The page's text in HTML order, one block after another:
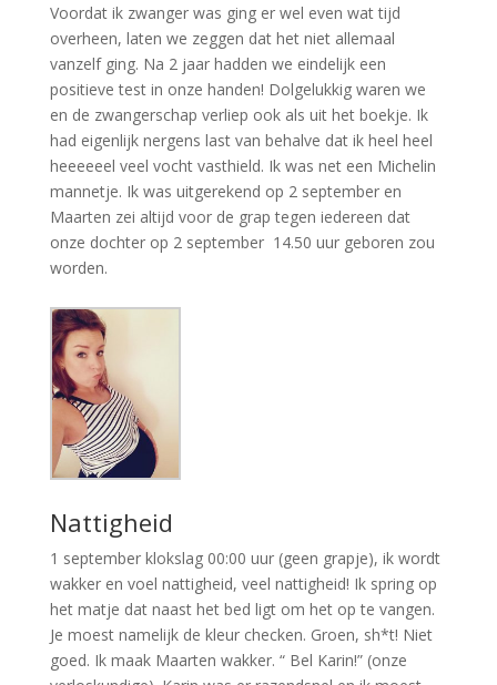
Voordat ik zwanger was ging er wel even wat tijd
overheen, laten we zeggen dat het niet allemaal
vanzelf ging. Na 2 jaar hadden we eindelijk een
positieve test in onze handen! Dolgelukkig waren we
en de zwangerschap verliep ook als uit het boekje. Ik
had eigenlijk nergens last van behalve dat ik heel heel
heeeeeel veel vocht vasthield. Ik was net een Michelin
mannetje. Ik was uitgerekend op 2 september en
Maarten zei altijd voor de grap tegen iedereen dat
onze dochter op 2 september 14.50 uur geboren zou
worden.
Nattigheid
1 september klokslag 00:00 uur (geen grapje), ik wordt
wakker en voel nattigheid, veel nattigheid! Ik spring op
het matje dat naast het bed ligt om het op te vangen.
Je moest namelijk de kleur checken. Groen, sh*t! Niet
goed. Ik maak Maarten wakker. “ Bel Karin!” (onze